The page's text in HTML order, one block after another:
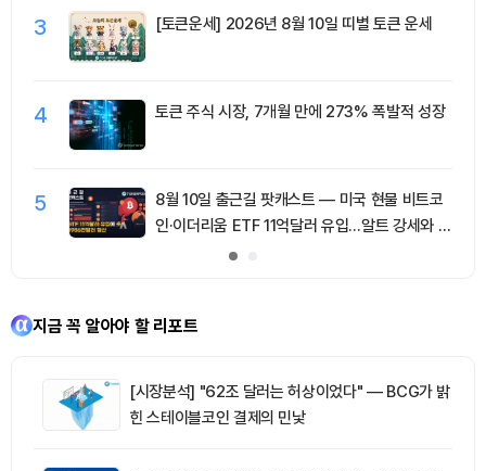
3 [토큰운세] 2026년 8월 10일 띠별 토큰 운세
4 토큰 주식 시장, 7개월 만에 273% 폭발적 성장
5
8월 10일 출근길 팟캐스트 — 미국 현물 비트코
인·이더리움 ETF 11억달러 유입…알트 강세와 숏
지금 꼭 알아야 할 리포트
[시장분석] "62조 달러는 허상이었다" — BCG가 밝
힌 스테이블코인 결제의 민낯